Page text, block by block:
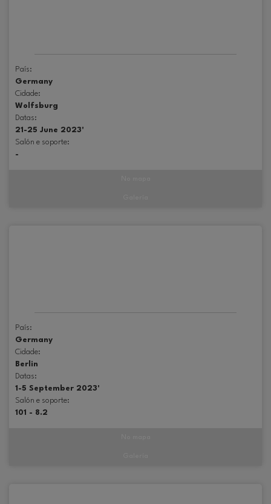
País:
Germany
Cidade:
Wolfsburg
Datas:
21-25 June 2023'
Salón e soporte:
-
País:
Germany
Cidade:
Berlin
Datas:
1-5 September 2023'
Salón e soporte:
101 - 8.2